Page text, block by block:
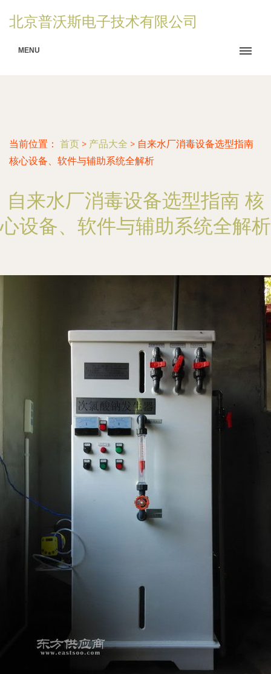
北京普沃斯电子技术有限公司
MENU
当前位置： 首页 > 产品大全 > 自来水厂消毒设备选型指南
核心设备、软件与辅助系统全解析
自来水厂消毒设备选型指南 核
心设备、软件与辅助系统全解析